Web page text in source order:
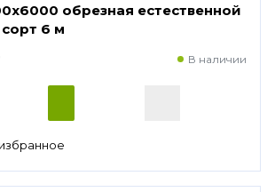
обрезная естественной
6 м
В наличии